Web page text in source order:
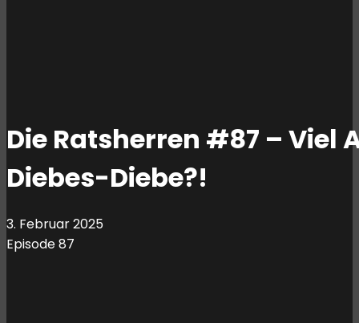
Die Ratsherren #87 – Viel
Diebes-Diebe?!
3. Februar 2025
Episode 87